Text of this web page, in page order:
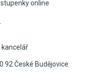
online
92 České Budějovice